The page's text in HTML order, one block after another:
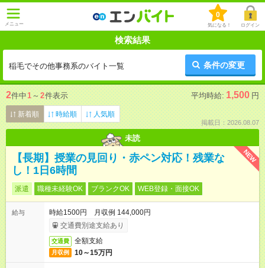
メニュー
0
気になる！ ログイン
検索結果
稲毛でその他事務系のバイト一覧 条件の変更
2件中1 ～ 2件表示 平均時給: 1,500 円
新着順 時給順 人気順
掲載日：2026.08.07
未読
NEW
【長期】授業の見回り・赤ペン対応！残業な
し！1日6時間
派遣 職種未経験OK ブランクOK WEB登録・面接OK
給与
時給1500円 月収例 144,000円
交通費別途支給あり
交通費 全額支給
月収例 10～15万円